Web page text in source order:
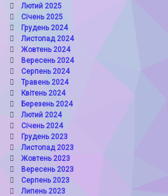
Лютий 2025
Січень 2025
Грудень 2024
Листопад 2024
Жовтень 2024
Вересень 2024
Серпень 2024
Травень 2024
Квітень 2024
Березень 2024
Лютий 2024
Січень 2024
Грудень 2023
Листопад 2023
Жовтень 2023
Вересень 2023
Серпень 2023
Липень 2023